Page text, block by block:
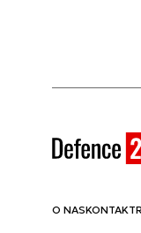
O NASKONTAKT